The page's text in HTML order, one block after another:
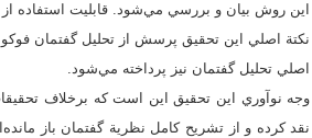
اين روش بيان و بررسي مي‌شود. قابليت استفاده
نكتة اصلي اين تحقيق پرسش از تحليل گفتمان
اصلي تحليل گفتمان نيز پرداخته مي‌شود.
وجه نوآوري اين تحقيق اين است كه برخلاف
نقد كرده و از تشريح كامل نظرية گفتمان باز